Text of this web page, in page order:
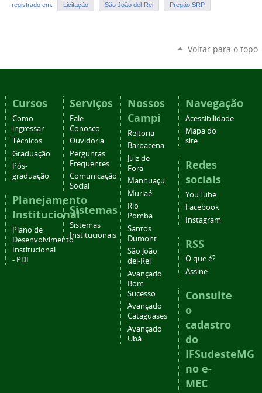
registrado em: Licitação São João del-Rei Pregão SRP
Voltar para o topo
Cursos
Como
ingressar
Técnicos
Graduação
Pós-
graduação
Planejamento
Institucional
Plano de
Desenvolvimento
Institucional
- PDI
Serviços
Fale
Conosco
Ouvidoria
Perguntas
Frequentes
Comunicação
Social
Sistemas
Sistemas
Institucionais
Nossos
Campi
Reitoria
Barbacena
Juiz de
Fora
Manhuaçu
Muriaé
Rio
Pomba
Santos
Dumont
São João
del-Rei
Avançado
Bom
Sucesso
Avançado
Cataguases
Avançado
Ubá
Navegação
Acessibilidade
Mapa do
site
Redes
sociais
YouTube
Facebook
Instagram
RSS
O que é?
Assine
Consulte
o
cadastro
do
IFSudesteMG
no e-
MEC